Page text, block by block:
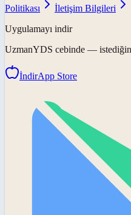
Politikası
İletişim Bilgileri
Uygulamayı indir
UzmanYDS cebinde — istediğin
İndirApp Store